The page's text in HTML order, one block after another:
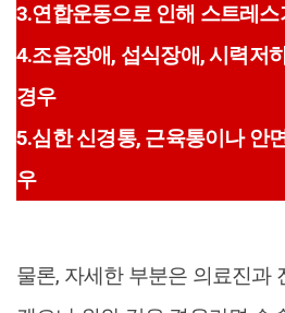
3.연합운동으로 인해 스트레
4.조음장애, 섭식장애, 시력저
경우
5.심한 신경통, 근육통이나 안
우
물론, 자세한 부분은 의료진과